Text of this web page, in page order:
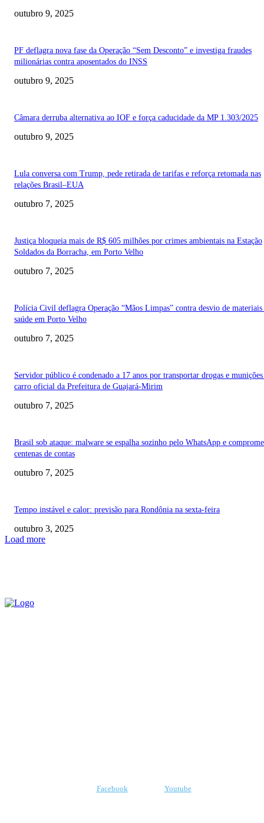
outubro 9, 2025
PF deflagra nova fase da Operação “Sem Desconto” e investiga fraudes
milionárias contra aposentados do INSS
outubro 9, 2025
Câmara derruba alternativa ao IOF e força caducidade da MP 1.303/2025
outubro 9, 2025
Lula conversa com Trump, pede retirada de tarifas e reforça retomada nas
relações Brasil–EUA
outubro 7, 2025
Justiça bloqueia mais de R$ 605 milhões por crimes ambientais na Estação
Soldados da Borracha, em Porto Velho
outubro 7, 2025
Polícia Civil deflagra Operação “Mãos Limpas” contra desvio de materiais
saúde em Porto Velho
outubro 7, 2025
Servidor público é condenado a 17 anos por transportar drogas e
carro oficial da Prefeitura de Guajará-Mirim
outubro 7, 2025
Brasil sob ataque: malware se espalha sozinho pelo WhatsApp e
centenas de contas
outubro 7, 2025
Tempo instável e calor: previsão para Rondônia na sexta-feira
outubro 3, 2025
Load more
Facebook Youtube